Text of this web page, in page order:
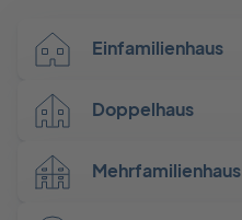
Einfamilienhaus
Doppelhaus
Mehrfamilienhaus